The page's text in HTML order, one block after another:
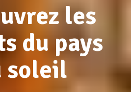
les
du pays
soleil